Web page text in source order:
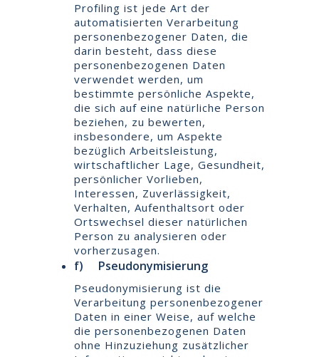
Profiling ist jede Art der
automatisierten Verarbeitung
personenbezogener Daten, die
darin besteht, dass diese
personenbezogenen Daten
verwendet werden, um
bestimmte persönliche Aspekte,
die sich auf eine natürliche Person
beziehen, zu bewerten,
insbesondere, um Aspekte
bezüglich Arbeitsleistung,
wirtschaftlicher Lage, Gesundheit,
persönlicher Vorlieben,
Interessen, Zuverlässigkeit,
Verhalten, Aufenthaltsort oder
Ortswechsel dieser natürlichen
Person zu analysieren oder
vorherzusagen.
f) Pseudonymisierung
Pseudonymisierung ist die
Verarbeitung personenbezogener
Daten in einer Weise, auf welche
die personenbezogenen Daten
ohne Hinzuziehung zusätzlicher